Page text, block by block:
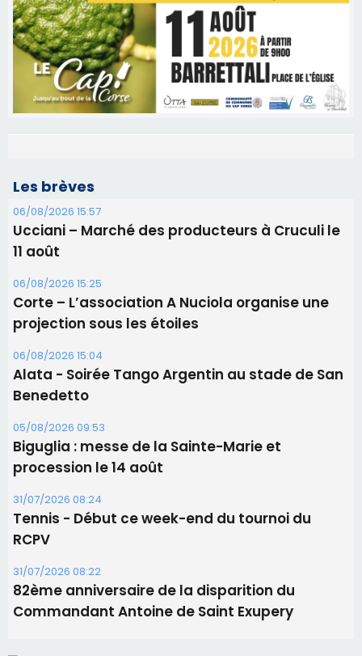
Les brèves
06/08/2026 15:57
Ucciani – Marché des producteurs à Cruculi le
11 août
06/08/2026 15:25
Corte – L’association A Nuciola organise une
projection sous les étoiles
06/08/2026 15:04
Alata - Soirée Tango Argentin au stade de San
Benedetto
05/08/2026 09:53
Biguglia : messe de la Sainte-Marie et
procession le 14 août